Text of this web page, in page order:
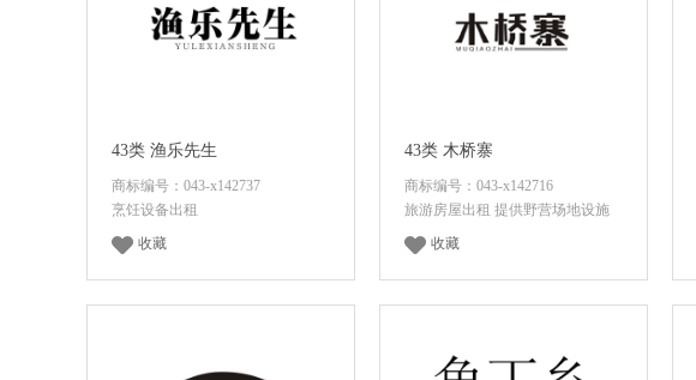
43类 渔乐先生
商标编号：043-x142737
烹饪设备出租
收藏
43类 木桥寨
商标编号：043-x142716
旅游房屋出租 提供野营场地设施
收藏